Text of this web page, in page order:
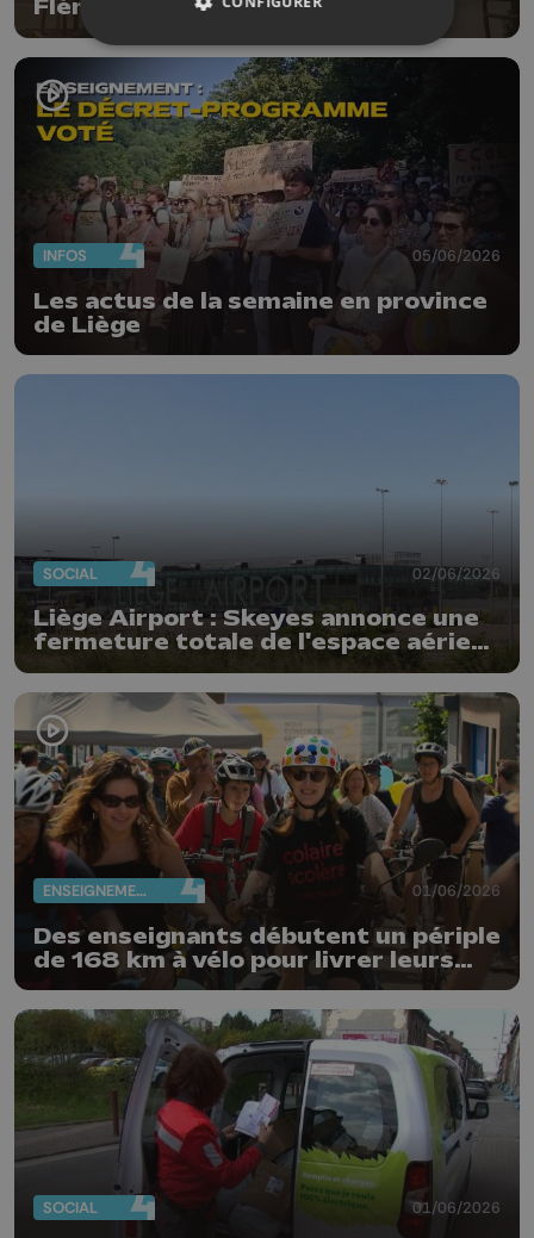
Flémalle-Haute
INFOS 05/06/2026
Les actus de la semaine en province
de Liège
SOCIAL 02/06/2026
Liège Airport : Skeyes annonce une
fermeture totale de l'espace aérien
ENSEIGNEMENT 01/06/2026
Des enseignants débutent un périple
de 168 km à vélo pour livrer leurs
revendications
SOCIAL 01/06/2026